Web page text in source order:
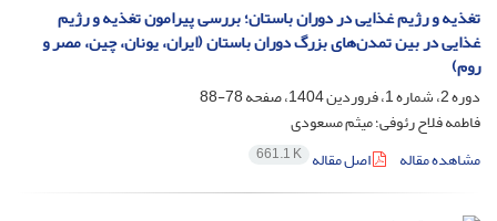
تغذیه و رژیم غذایی در دوران باستان؛ بررسی پیرامون تغذیه و رژیم
غذایی در بین تمدن‌های بزرگ دوران باستان (ایران، یونان، چین، مصر و
روم)
دوره 2، شماره 1، فروردین 1404، صفحه
78-88
فاطمه فلاح رئوفی؛ میثم مسعودی
مشاهده مقاله
اصل مقاله 661.1 K